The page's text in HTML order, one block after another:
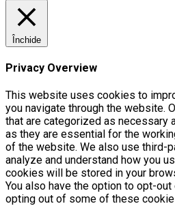
Închide
Privacy Overview
This website uses cookies to
you navigate through the website.
that are categorized as necessary
as they are essential for the
of the website. We also use third-
analyze and understand how you
cookies will be stored in your
You also have the option to opt-
opting out of some of these